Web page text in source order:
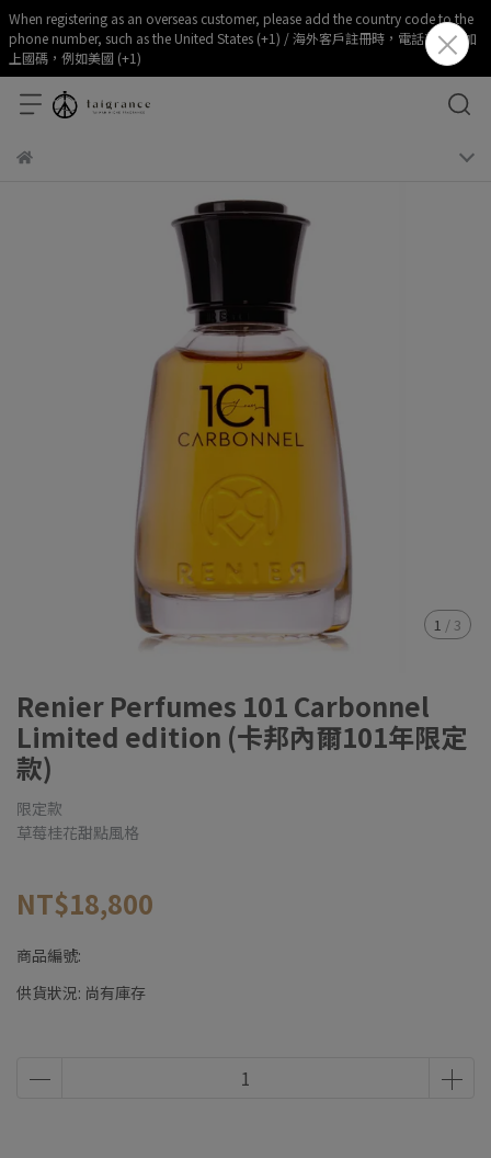
When registering as an overseas customer, please add the country code to the
phone number, such as the United States (+1) / 海外客戶註冊時，電話部分請加
上國碼，例如美國 (+1)
1 / 3
Renier Perfumes 101 Carbonnel
Limited edition (卡邦內爾101年限定
款)
限定款
草莓桂花甜點風格
NT$18,800
商品編號:
供貨狀況: 尚有庫存